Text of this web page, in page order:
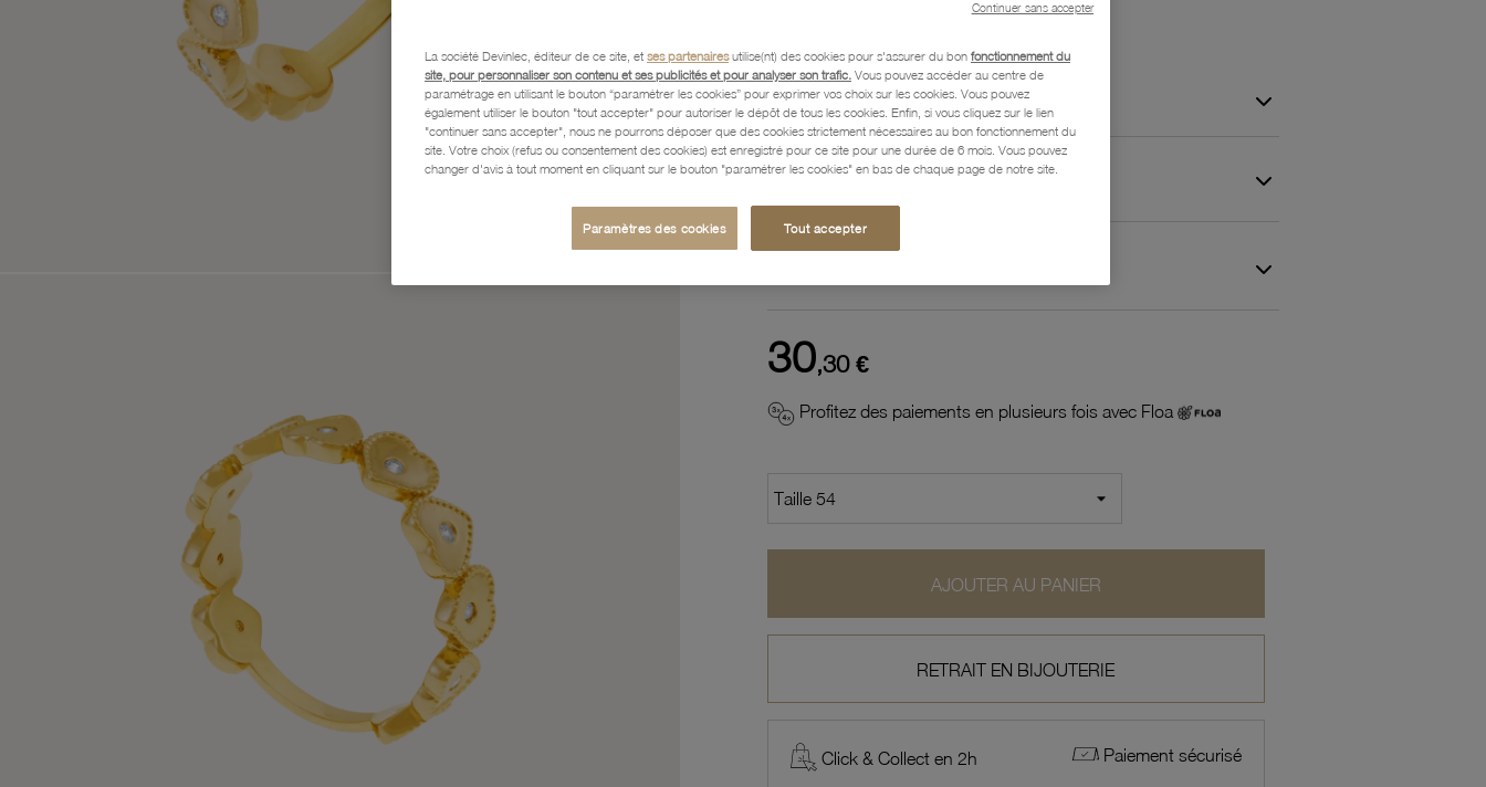
Description
Caractéristiques détaillées
30,30 €
Profitez des paiements en plusieurs fois avec Floa
AJOUTER AU PANIER
RETRAIT EN BIJOUTERIE
Click & Collect en 2h Paiement sécurisé
La société Devinlec, éditeur de ce site, et ses partenairesutilise(nt) des cookies pour s'assurer du bon fonctionnement du
site, pour personnaliser son contenu et ses publicités et pour analyser son trafic. Vous pouvez accéder au centre de
paramétrage en utilisant le bouton “paramétrer les cookies” pour exprimer vos choix sur les cookies. Vous pouvez
également utiliser le bouton "tout accepter" pour autoriser le dépôt de tous les cookies. Enfin, si vous cliquez sur le lien
"continuer sans accepter", nous ne pourrons déposer que des cookies strictement nécessaires au bon fonctionnement du
site. Votre choix (refus ou consentement des cookies) est enregistré pour ce site pour une durée de 6 mois. Vous pouvez
changer d'avis à tout moment en cliquant sur le bouton "paramétrer les cookies" en bas de chaque page de notre site.
Paramètres des cookies Tout accepter
Continuer sans accepter